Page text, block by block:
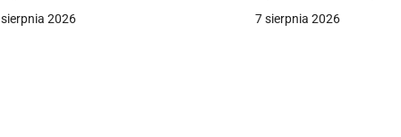
2026 7 sierpnia 2026